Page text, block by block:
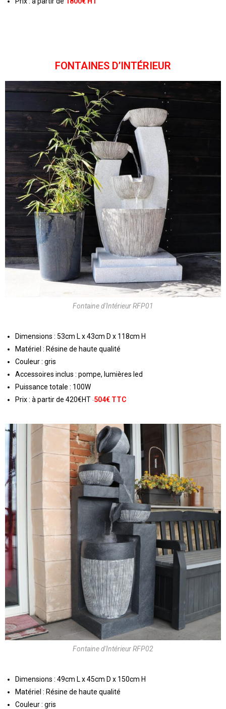
FONTAINES D’INTÉRIEUR
Fontaine d'Intérieur RFP01
Dimensions : 53cm L x 43cm D x 118cm H
Matériel : Résine de haute qualité
Couleur : gris
Accessoires inclus : pompe, lumières led
Puissance totale : 100W
Prix : à partir de 420€HT 504€ TTC
Fontaine d'Intérieur RFP02
Dimensions : 49cm L x 45cm D x 150cm H
Matériel : Résine de haute qualité
Couleur : gris